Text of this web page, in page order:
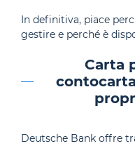
In definitiva, piace
gestire e perché è
Carta
Deutsche Bank offre